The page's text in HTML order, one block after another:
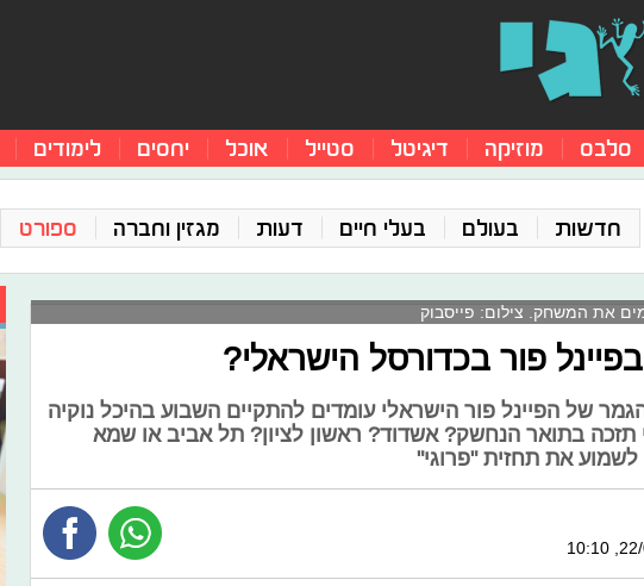
סלבס מוזיקה דיגיטל סטייל אוכל יחסים לימודים
חדשות בעולם בעלי חיים דעות מגזין וחברה ספורט
את המשחק. צילום: פייסבוק
פור בכדורסל הישראלי?
של הפיינל פור הישראלי עומדים להתקיים השבוע בהיכל נוקיה
בתואר הנחשק? אשדוד? ראשון לציון? תל אביב או שמא
לשמוע את תחזית "פרוגי"